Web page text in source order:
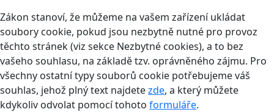
Zákon stanoví, že můžeme na vašem zařízení ukládat
soubory cookie, pokud jsou nezbytně nutné pro provoz
těchto stránek (viz sekce Nezbytné cookies), a to bez
vašeho souhlasu, na základě tzv. oprávněného zájmu. Pro
všechny ostatní typy souborů cookie potřebujeme váš
souhlas, jehož plný text najdetezde, a který můžete
kdykoliv odvolat pomocí tohoto formuláře.